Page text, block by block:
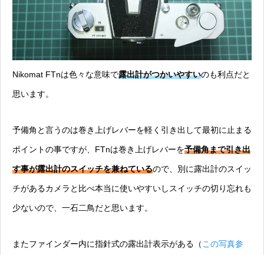
Nikomat FTnは色々な意味で露出計がつかいやすいのも利点だと
思います。
予備角と言うのは巻き上げレバーを軽く引き出して最初に止まる
ポイントの事ですが、FTnは巻き上げレバーを予備角まで引き出
す事が露出計のスイッチを兼ねているので、別に露出計のスイッ
チがあるカメラと比べ本当に使いやすいしスイッチの切り忘れも
少ないので、一石二鳥だと思います。
またファインダー内に指針式の露出計表示がある（ この写真参